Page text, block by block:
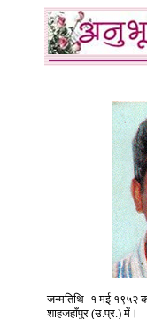
जन्मतिथि- १ मई १९५२
शाहजहाँपुर (उ.प्र.) में।